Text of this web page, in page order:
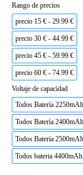
Rango de precios
precio 15 € - 29.99 €
precio 30 € - 44.99 €
precio 45 € - 59.99 €
precio 60 € - 74.99 €
Voltaje de capacidad
Todos Batería
Todos Batería
Todos Batería
Todos bateria